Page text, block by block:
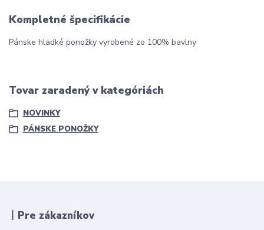
Kompletné špecifikácie
Pánske hladké ponožky vyrobené zo 100% bavlny
Tovar zaradený v kategóriách
NOVINKY
PÁNSKE PONOŽKY
丨Pre zákazníkov